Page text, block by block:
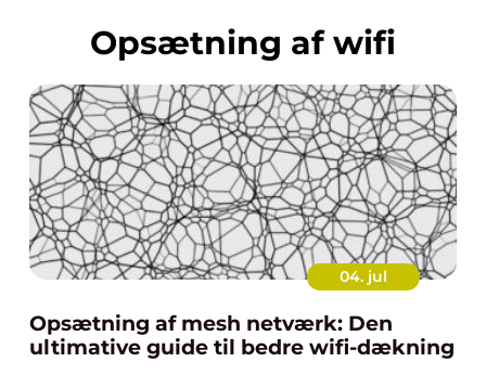
opsætning af wifi
04. jul
Opsætning af mesh netværk: Den
ultimative guide til bedre wifi-dækning